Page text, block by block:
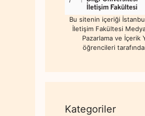
Bu sitenin içeriği
İletişim Fakültesi
Pazarlama ve İçerik
öğrencileri
Kategoriler